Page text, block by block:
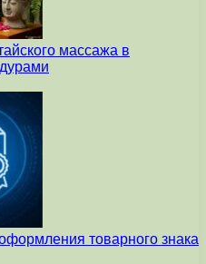
массажа в
товарного знака